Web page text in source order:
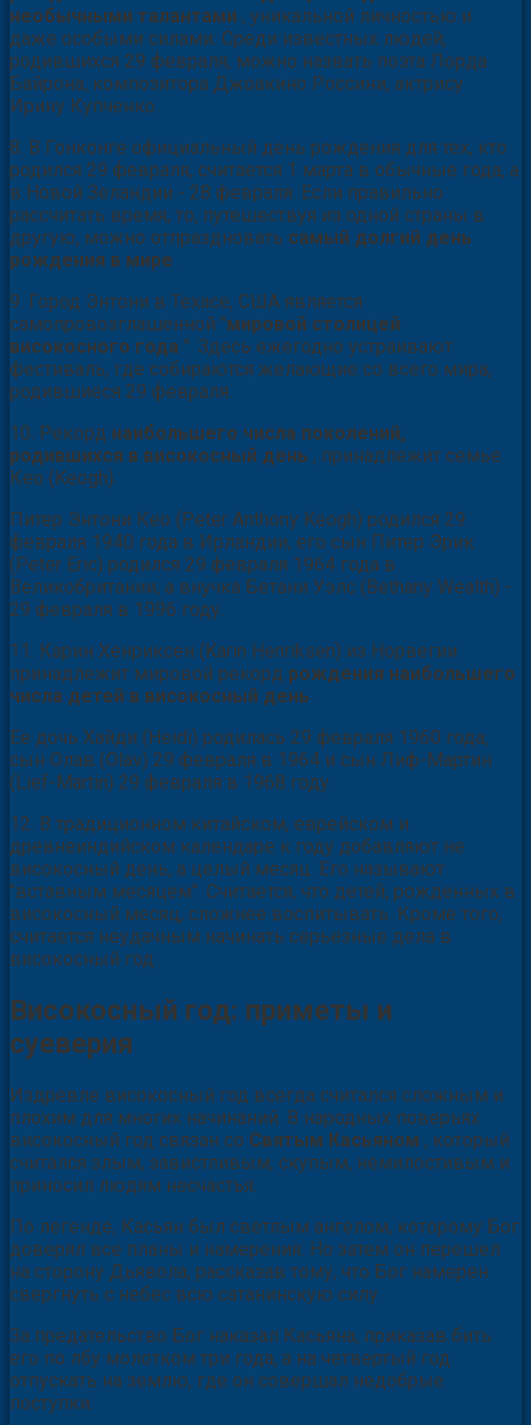
необычными талантами , уникальной личностью и
даже особыми силами. Среди известных людей,
родившихся 29 февраля, можно назвать поэта Лорда
Байрона, композитора Джоакино Россини, актрису
Ирину Купченко.
8. В Гонконге официальный день рождения для тех, кто
родился 29 февраля, считается 1 марта в обычные года, а
в Новой Зеландии - 28 февраля. Если правильно
рассчитать время, то, путешествуя из одной страны в
другую, можно отпраздновать самый долгий день
рождения в мире .
9. Город Энтони в Техасе, США является
самопровозглашенной "мировой столицей
високосного года ". Здесь ежегодно устраивают
фестиваль, где собираются желающие со всего мира,
родившиеся 29 февраля.
10. Рекорд наибольшего числа поколений,
родившихся в високосный день , принадлежит семье
Кео (Keogh).
Питер Энтони Кео (Peter Anthony Keogh) родился 29
февраля 1940 года в Ирландии, его сын Питер Эрик
(Peter Eric) родился 29 февраля 1964 года в
Великобритании, а внучка Бетани Уэлс (Bethany Wealth) -
29 февраля в 1996 году.
11. Карин Хенриксен (Karin Henriksen) из Норвегии
принадлежит мировой рекорд рождения наибольшего
числа детей в високосный день .
Ее дочь Хайди (Heidi) родилась 29 февраля 1960 года,
сын Олав (Olav) 29 февраля в 1964 и сын Лиф-Мартин
(Lief-Martin) 29 февраля в 1968 году.
12. В традиционном китайском, еврейском и
древнеиндийском календаре к году добавляют не
високосный день, а целый месяц. Его называют
"вставным месяцем". Считается, что детей, рожденных в
високосный месяц, сложнее воспитывать. Кроме того,
считается неудачным начинать серьезные дела в
високосный год.
Високосный год: приметы и
суеверия
Издревле високосный год всегда считался сложным и
плохим для многих начинаний. В народных поверьях
високосный год связан со Святым Касьяном , который
считался злым, завистливым, скупым, немилостивым и
приносил людям несчастья.
По легенде, Касьян был светлым ангелом, которому Бог
доверял все планы и намерения. Но затем он перешел
на сторону Дьявола, рассказав тому, что Бог намерен
свергнуть с небес всю сатанинскую силу.
За предательство Бог наказал Касьяна, приказав бить
его по лбу молотком три года, а на четвертый год
отпускать на землю, где он совершал недобрые
поступки.